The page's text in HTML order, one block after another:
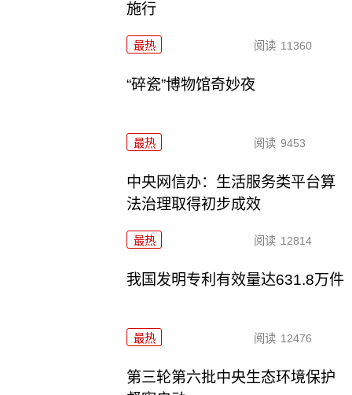
施行
最热 阅读 11360
“碎瓷”博物馆奇妙夜
最热 阅读 9453
中央网信办：生活服务类平台算
法治理取得初步成效
最热 阅读 12814
我国发明专利有效量达631.8万件
最热 阅读 12476
第三轮第六批中央生态环境保护